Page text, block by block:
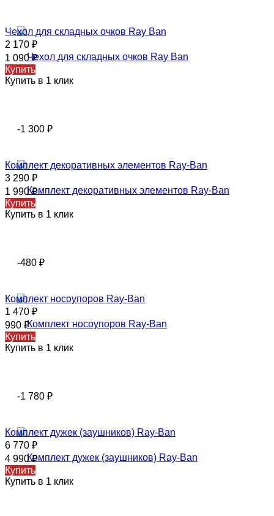
Чехол для складных очков Ray Ban
2 170 ₽
1 090₽
Купить
Купить в 1 клик
-1 300 ₽
Комплект декоративных элементов Ray-Ban
3 290 ₽
1 990₽
Купить
Купить в 1 клик
-480 ₽
Комплект носоупоров Ray-Ban
1 470 ₽
990 ₽
Купить
Купить в 1 клик
-1 780 ₽
Комплект дужек (заушников) Ray-Ban
6 770 ₽
4 990₽
Купить
Купить в 1 клик